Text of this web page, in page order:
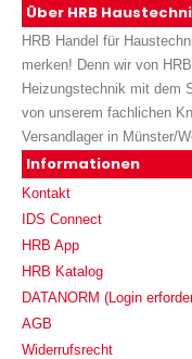
Über HRB
HRB Handel für
merken! Denn wir von
Heizungstechnik mit dem
von unserem fachlichen
Versandlager in Münster/
Informationen
Kontakt
IDS Connect
HRB App
HRB Katalog
DATANORM (Login
AGB
Widerrufsrecht